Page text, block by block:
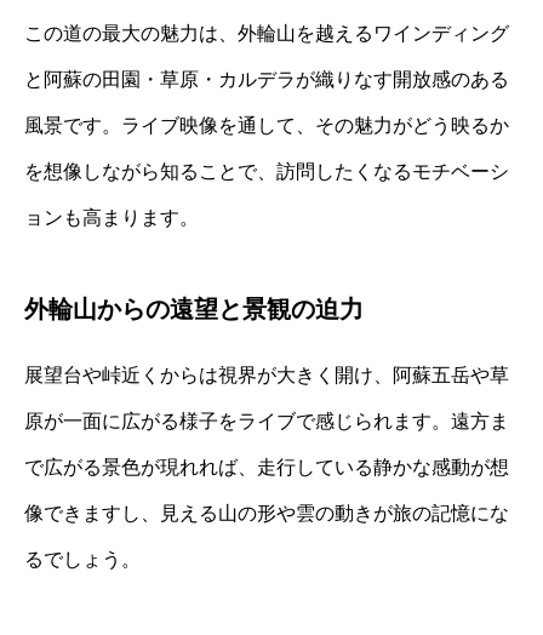
この道の最大の魅力は、外輪山を越えるワインディング
と阿蘇の田園・草原・カルデラが織りなす開放感のある
風景です。ライブ映像を通して、その魅力がどう映るか
を想像しながら知ることで、訪問したくなるモチベーシ
ョンも高まります。
外輪山からの遠望と景観の迫力
展望台や峠近くからは視界が大きく開け、阿蘇五岳や草
原が一面に広がる様子をライブで感じられます。遠方ま
で広がる景色が現れれば、走行している静かな感動が想
像できますし、見える山の形や雲の動きが旅の記憶にな
るでしょう。